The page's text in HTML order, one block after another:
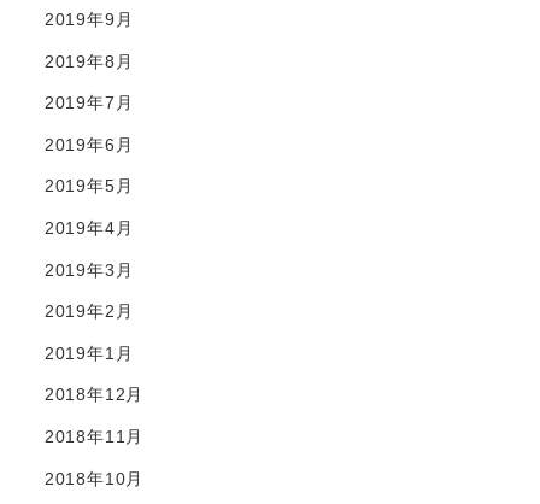
2019年9月
2019年8月
2019年7月
2019年6月
2019年5月
2019年4月
2019年3月
2019年2月
2019年1月
2018年12月
2018年11月
2018年10月